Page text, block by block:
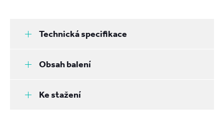
Technická specifikace
Obsah balení
Ke stažení